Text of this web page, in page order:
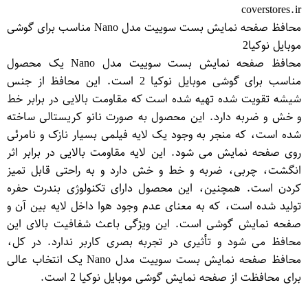
coverstores.ir
محافظ صفحه نمایش بست سوییت مدل Nano مناسب برای گوشی
موبایل نوکیا2
محافظ صفحه نمایش بست سوییت مدل Nano یک محصول
مناسب برای گوشی موبایل نوکیا 2 است. این محافظ از جنس
شیشه تقویت شده تهیه شده است که مقاومت بالایی در برابر خط
و خش و ضربه دارد. این محصول به صورت نانو کریستالی ساخته
شده است، که منجر به وجود یک لایه فیلمی بسیار نازک و نامرئی
روی صفحه نمایش می شود. این لایه مقاومت بالایی در برابر اثر
انگشت، چربی، ضربه و خط و خش دارد و به راحتی قابل تمیز
کردن است. همچنین، این محصول دارای تکنولوژی بندرت حفره
تولید شده است، که به معنای عدم وجود هوا داخل لایه بین آن و
صفحه نمایش گوشی است. این ویژگی باعث شفافیت بالای این
محافظ می شود و تأثیری در تجربه بصری کاربر ندارد. در کل،
محافظ صفحه نمایش بست سوییت مدل Nano یک انتخاب عالی
برای محافظت از صفحه نمایش گوشی موبایل نوکیا 2 است.